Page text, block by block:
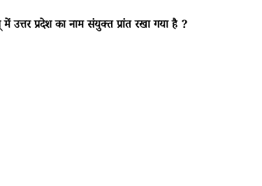
उत्तर प्रदेश का नाम संयुक्त प्रांत रखा गया है ?